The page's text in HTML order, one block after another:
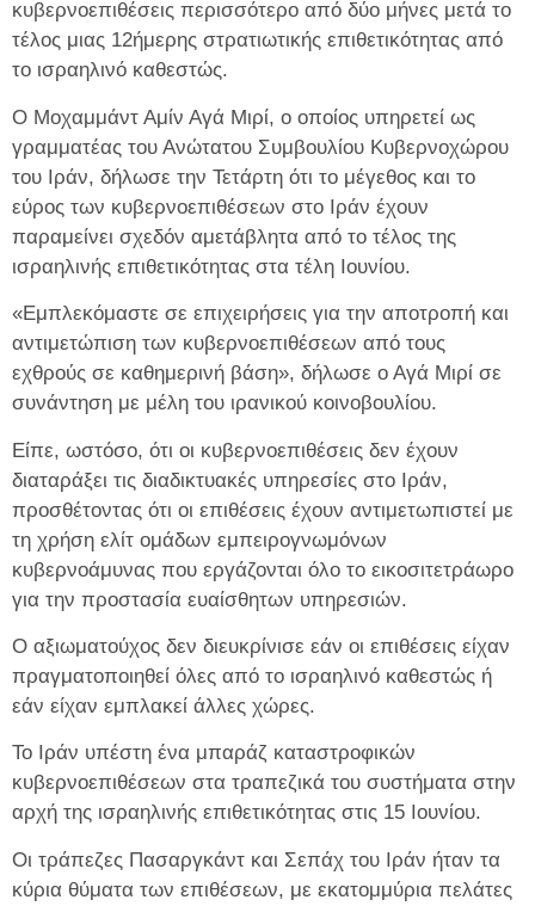
κυβερνοεπιθέσεις περισσότερο από δύο μήνες μετά το
τέλος μιας 12ήμερης στρατιωτικής επιθετικότητας από
το ισραηλινό καθεστώς.
Ο Μοχαμμάντ Αμίν Αγά Μιρί, ο οποίος υπηρετεί ως
γραμματέας του Ανώτατου Συμβουλίου Κυβερνοχώρου
του Ιράν, δήλωσε την Τετάρτη ότι το μέγεθος και το
εύρος των κυβερνοεπιθέσεων στο Ιράν έχουν
παραμείνει σχεδόν αμετάβλητα από το τέλος της
ισραηλινής επιθετικότητας στα τέλη Ιουνίου.
«Εμπλεκόμαστε σε επιχειρήσεις για την αποτροπή και
αντιμετώπιση των κυβερνοεπιθέσεων από τους
εχθρούς σε καθημερινή βάση», δήλωσε ο Αγά Μιρί σε
συνάντηση με μέλη του ιρανικού κοινοβουλίου.
Είπε, ωστόσο, ότι οι κυβερνοεπιθέσεις δεν έχουν
διαταράξει τις διαδικτυακές υπηρεσίες στο Ιράν,
προσθέτοντας ότι οι επιθέσεις έχουν αντιμετωπιστεί με
τη χρήση ελίτ ομάδων εμπειρογνωμόνων
κυβερνοάμυνας που εργάζονται όλο το εικοσιτετράωρο
για την προστασία ευαίσθητων υπηρεσιών.
Ο αξιωματούχος δεν διευκρίνισε εάν οι επιθέσεις είχαν
πραγματοποιηθεί όλες από το ισραηλινό καθεστώς ή
εάν είχαν εμπλακεί άλλες χώρες.
Το Ιράν υπέστη ένα μπαράζ καταστροφικών
κυβερνοεπιθέσεων στα τραπεζικά του συστήματα στην
αρχή της ισραηλινής επιθετικότητας στις 15 Ιουνίου.
Οι τράπεζες Πασαργκάντ και Σεπάχ του Ιράν ήταν τα
κύρια θύματα των επιθέσεων, με εκατομμύρια πελάτες